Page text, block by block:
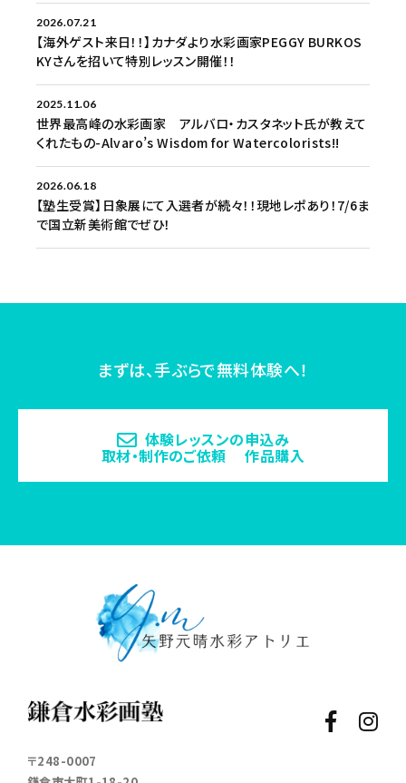
2026.07.21
【海外ゲスト来日！！】カナダより水彩画家PEGGY BURKOS
KYさんを招いて特別レッスン開催！！
2025.11.06
世界最高峰の水彩画家 アルバロ・カスタネット氏が教えて
くれたもの-Alvaro’s Wisdom for Watercolorists!!
2026.06.18
【塾生受賞】日象展にて入選者が続々！！現地レポあり！7/6ま
で国立新美術館でぜひ！
まずは、手ぶらで無料体験へ！
体験レッスンの申込み
取材・制作のご依頼 作品購入
〒248-0007